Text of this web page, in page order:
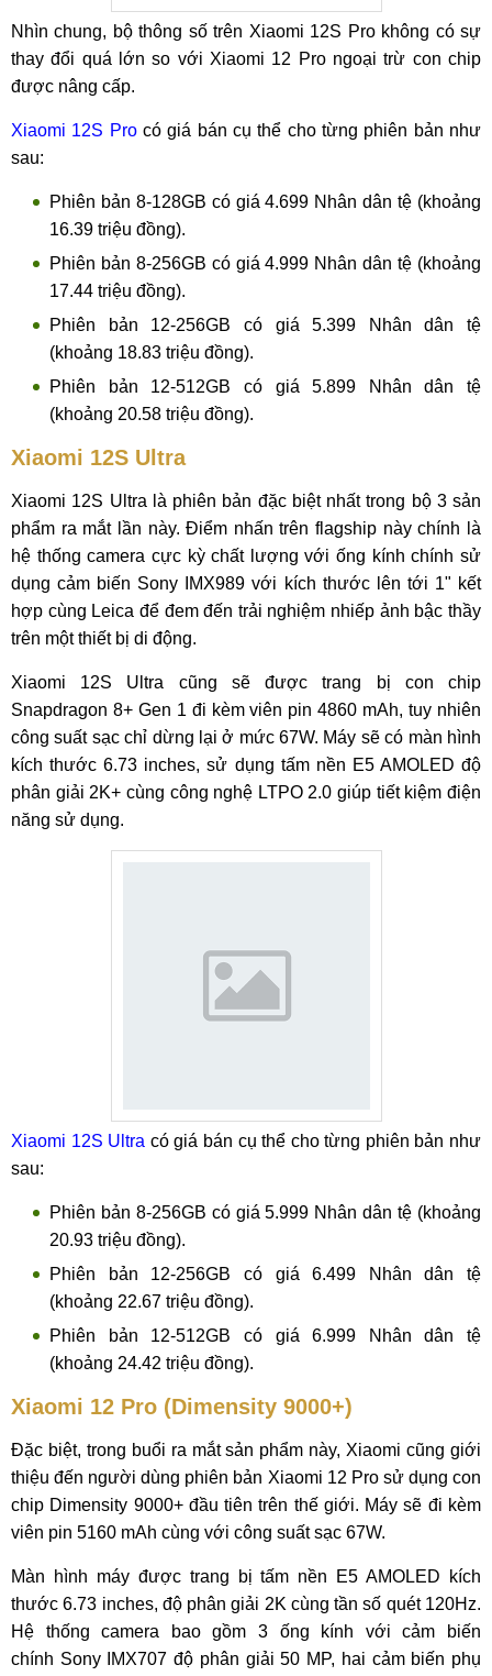
Nhìn chung, bộ thông số trên Xiaomi 12S Pro không có sự
thay đổi quá lớn so với Xiaomi 12 Pro ngoại trừ con chip
được nâng cấp.
Xiaomi 12S Procó giá bán cụ thể cho từng phiên bản như
sau:
Phiên bản 8-128GB có giá 4.699 Nhân dân tệ (khoảng
16.39 triệu đồng).
Phiên bản 8-256GB có giá 4.999 Nhân dân tệ (khoảng
17.44 triệu đồng).
Phiên bản 12-256GB có giá 5.399 Nhân dân tệ
(khoảng 18.83 triệu đồng).
Phiên bản 12-512GB có giá 5.899 Nhân dân tệ
(khoảng 20.58 triệu đồng).
Xiaomi 12S Ultra
Xiaomi 12S Ultra là phiên bản đặc biệt nhất trong bộ 3 sản
phẩm ra mắt lần này. Điểm nhấn trên flagship này chính là
hệ thống camera cực kỳ chất lượng với ống kính chính sử
dụng cảm biến Sony IMX989 với kích thước lên tới 1" kết
hợp cùng Leica để đem đến trải nghiệm nhiếp ảnh bậc thầy
trên một thiết bị di động.
Xiaomi 12S Ultra cũng sẽ được trang bị con chip
Snapdragon 8+ Gen 1 đi kèm viên pin 4860 mAh, tuy nhiên
công suất sạc chỉ dừng lại ở mức 67W. Máy sẽ có màn hình
kích thước 6.73 inches, sử dụng tấm nền E5 AMOLED độ
phân giải 2K+ cùng công nghệ LTPO 2.0 giúp tiết kiệm điện
năng sử dụng.
Xiaomi 12S Ultra có giá bán cụ thể cho từng phiên bản như
sau:
Phiên bản 8-256GB có giá 5.999 Nhân dân tệ (khoảng
20.93 triệu đồng).
Phiên bản 12-256GB có giá 6.499 Nhân dân tệ
(khoảng 22.67 triệu đồng).
Phiên bản 12-512GB có giá 6.999 Nhân dân tệ
(khoảng 24.42 triệu đồng).
Xiaomi 12 Pro (Dimensity 9000+)
Đặc biệt, trong buổi ra mắt sản phẩm này, Xiaomi cũng giới
thiệu đến người dùng phiên bản Xiaomi 12 Pro sử dụng con
chip Dimensity 9000+ đầu tiên trên thế giới. Máy sẽ đi kèm
viên pin 5160 mAh cùng với công suất sạc 67W.
Màn hình máy được trang bị tấm nền E5 AMOLED kích
thước 6.73 inches, độ phân giải 2K cùng tần số quét 120Hz.
Hệ thống camera bao gồm 3 ống kính với cảm biến
chính Sony IMX707 độ phân giải 50 MP, hai cảm biến phụ